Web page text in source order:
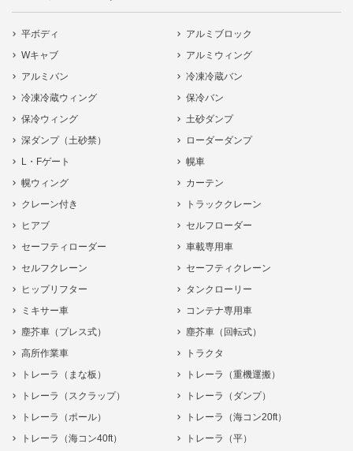
平ボディ
アルミブロック
Wキャブ
アルミウィング
アルミバン
冷凍冷蔵バン
冷凍冷蔵ウィング
保冷バン
保冷ウィング
土砂ダンプ
深ダンプ（土砂禁）
ローダーダンプ
L・Fゲート
幌車
幌ウィング
カーテン
クレーン付き
トラッククレーン
ヒアブ
セルフローダー
セーフティローダー
車載専用車
セルフクレーン
セーフティクレーン
ヒップリフター
タンクローリー
ミキサー車
コンテナ専用車
塵芥車（プレス式）
塵芥車（回転式）
高所作業車
トラクタ
トレーラ（まな板）
トレーラ（重機運搬）
トレーラ（スクラップ）
トレーラ（ダンプ）
トレーラ（ポール）
トレーラ（海コン20ft）
トレーラ（海コン40ft）
トレーラ（平）